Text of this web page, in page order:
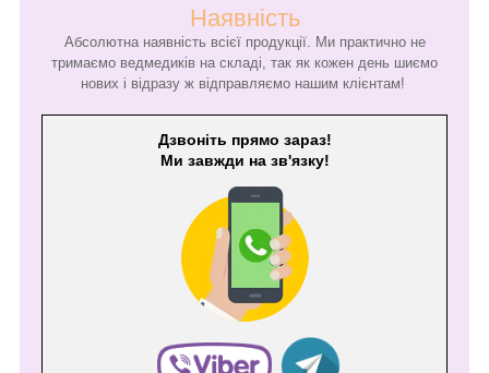
Наявність
Абсолютна наявність всієї продукції. Ми практично не
тримаємо ведмедиків на складі, так як кожен день шиємо
нових і відразу ж відправляємо нашим клієнтам!
Дзвоніть прямо зараз!
Ми завжди на зв'язку!